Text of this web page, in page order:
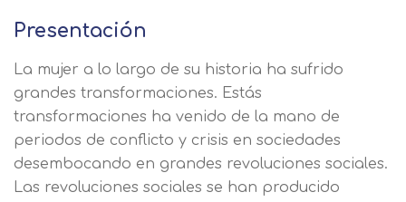
Presentación
La mujer a lo largo de su historia ha sufrido
grandes transformaciones. Estás
transformaciones ha venido de la mano de
periodos de conflicto y crisis en sociedades
desembocando en grandes revoluciones sociales.
Las revoluciones sociales se han producido